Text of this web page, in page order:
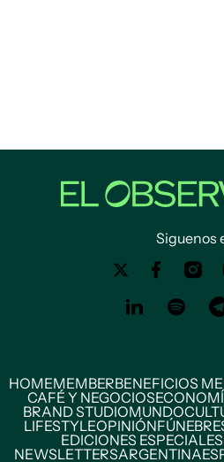
Siguenos
HOMEMEMBERBENEFICIOS
CAFÉ Y NEGOCIOS
BRAND STUDIOMUNDO
LIFESTYLEOPINIÓN
EDICIONES ESPECIALES
NEWSLETTERSARGENTINA